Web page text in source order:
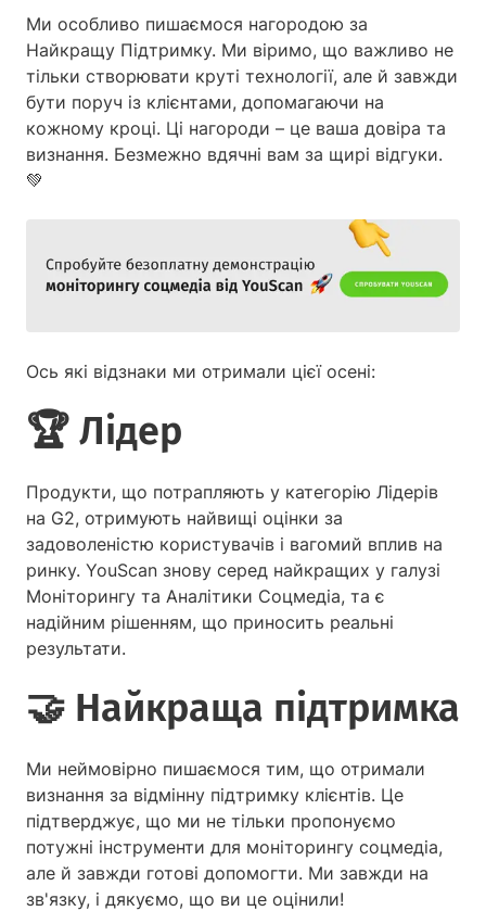
Ми особливо пишаємося нагородою за
Найкращу Підтримку. Ми віримо, що важливо не
тільки створювати круті технології, але й завжди
бути поруч із клієнтами, допомагаючи на
кожному кроці. Ці нагороди – це ваша довіра та
визнання. Безмежно вдячні вам за щирі відгуки.
💚
Ось які відзнаки ми отримали цієї осені:
🏆 Лідер
Продукти, що потрапляють у категорію Лідерів
на G2, отримують найвищі оцінки за
задоволеністю користувачів і вагомий вплив на
ринку. YouScan знову серед найкращих у галузі
Моніторингу та Аналітики Соцмедіа, та є
надійним рішенням, що приносить реальні
результати.
🤝 Найкраща підтримка
Ми неймовірно пишаємося тим, що отримали
визнання за відмінну підтримку клієнтів. Це
підтверджує, що ми не тільки пропонуємо
потужні інструменти для моніторингу соцмедіа,
але й завжди готові допомогти. Ми завжди на
зв'язку, і дякуємо, що ви це оцінили!